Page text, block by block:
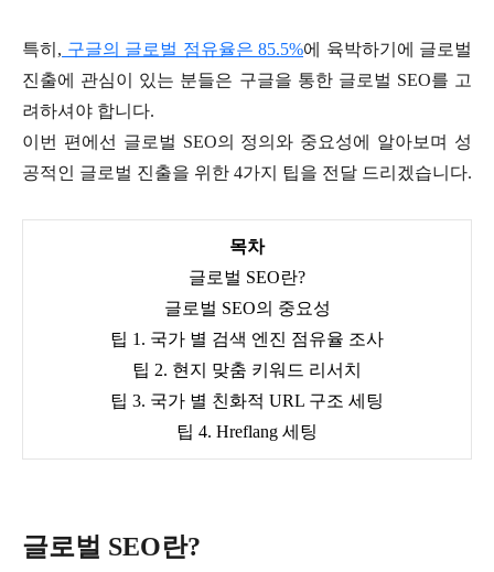
특히, 구글의 글로벌 점유율은 85.5%에 육박하기에 글로벌
진출에 관심이 있는 분들은 구글을 통한 글로벌 SEO를 고
려하셔야 합니다.
이번 편에선 글로벌 SEO의 정의와 중요성에 알아보며 성
공적인 글로벌 진출을 위한 4가지 팁을 전달 드리겠습니다.
목차
글로벌 SEO란?
글로벌 SEO의 중요성
팁 1. 국가 별 검색 엔진 점유율 조사
팁 2. 현지 맞춤 키워드 리서치
팁 3. 국가 별 친화적 URL 구조 세팅
팁 4. Hreflang 세팅
글로벌 SEO란?